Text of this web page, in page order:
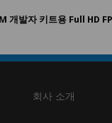
개발자 키트용 Full HD
회사 소개